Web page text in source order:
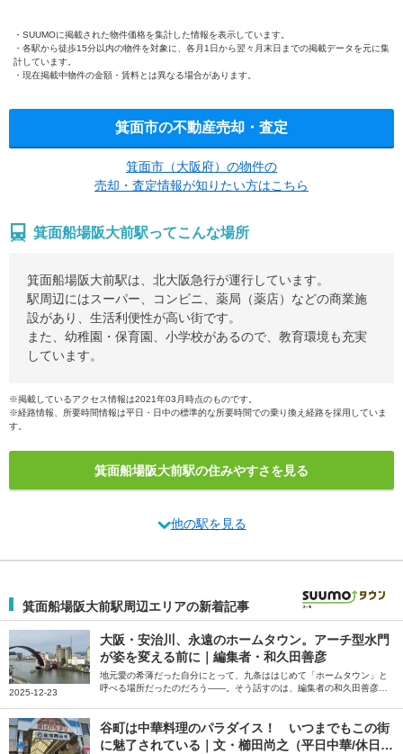
SUUMOに掲載された物件価格を集計した情報を表示しています。
各駅から徒歩15分以内の物件を対象に、各月1日から翌々月末日までの掲載データを元に集
計しています。
現在掲載中物件の金額・賃料とは異なる場合があります。
箕面市の不動産売却・査定
箕面市（大阪府）の物件の
売却・査定情報が知りたい方はこちら
箕面船場阪大前駅ってこんな場所
箕面船場阪大前駅は、北大阪急行が運行しています。
駅周辺にはスーパー、コンビニ、薬局（薬店）などの商業施
設があり、生活利便性が高い街です。
また、幼稚園・保育園、小学校があるので、教育環境も充実
しています。
※掲載しているアクセス情報は2021年03月時点のものです。
※経路情報、所要時間情報は平日・日中の標準的な所要時間での乗り換え経路を採用していま
す。
箕面船場阪大前駅の住みやすさを見る
他の駅を見る
箕面船場阪大前駅周辺エリアの新着記事
2025-12-23
大阪・安治川、永遠のホームタウン。アーチ型水門
が姿を変える前に｜編集者・和久田善彦
地元愛の希薄だった自分にとって、九条ははじめて「ホームタウン」と
呼べる場所だったのだろう――。そう話すのは、編集者の和久田善彦さ
谷町は中華料理のパラダイス！ いつまでもこの街
に魅了されている｜文・櫛田尚之（平日中華/休日中